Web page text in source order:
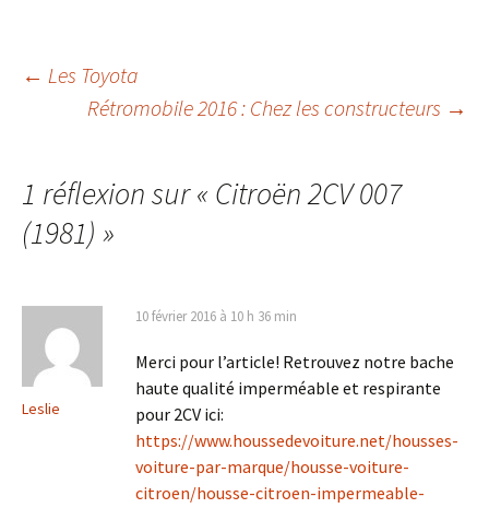
Navigation
articles
← Les Toyota
Rétromobile 2016 : Chez les constructeurs →
1 réflexion sur « Citroën 2CV 007
(1981) »
Leslie
10 février 2016 à 10 h 36 min
Merci pour l’article! Retrouvez notre bache
haute qualité imperméable et respirante
pour 2CV ici:
https://www.houssedevoiture.net/housses-
voiture-par-marque/housse-voiture-
citroen/housse-citroen-impermeable-